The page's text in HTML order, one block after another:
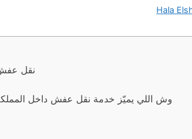
Hala
نقل عفش
وش اللي يميّز خدمة نقل عفش داخل